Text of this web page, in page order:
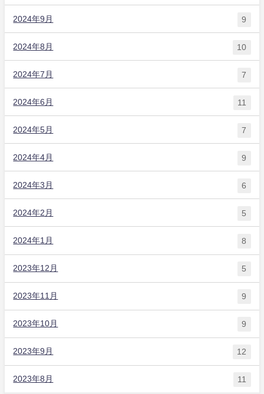
2024年9月 9
2024年8月 10
2024年7月 7
2024年6月 11
2024年5月 7
2024年4月 9
2024年3月 6
2024年2月 5
2024年1月 8
2023年12月 5
2023年11月 9
2023年10月 9
2023年9月 12
2023年8月 11